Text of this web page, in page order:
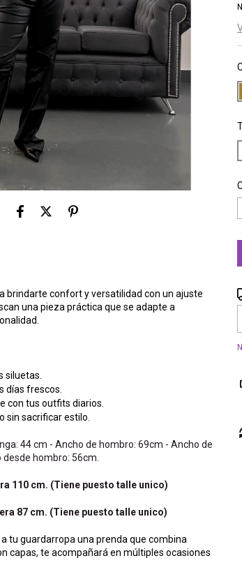
brindarte confort y versatilidad con un ajuste
una pieza práctica que se adapte a
siluetas.
días frescos.
con tus outfits diarios.
sin sacrificar estilo.
44 cm - Ancho de hombro: 69cm - Ancho de
desde hombro: 56cm.
110 cm. (Tiene puesto talle unico)
87 cm. (Tiene puesto talle unico)
tu guardarropa una prenda que combina
capas, te acompañará en múltiples ocasiones